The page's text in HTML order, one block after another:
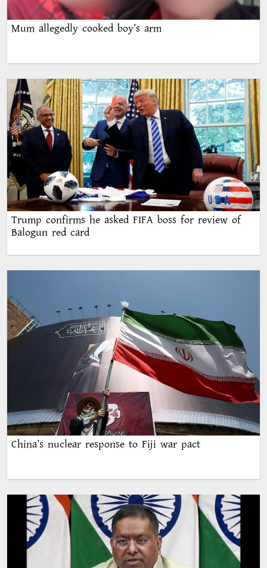
Mum allegedly cooked boy’s arm
Trump confirms he asked FIFA boss for review of
Balogun red card
China’s nuclear response to Fiji war pact